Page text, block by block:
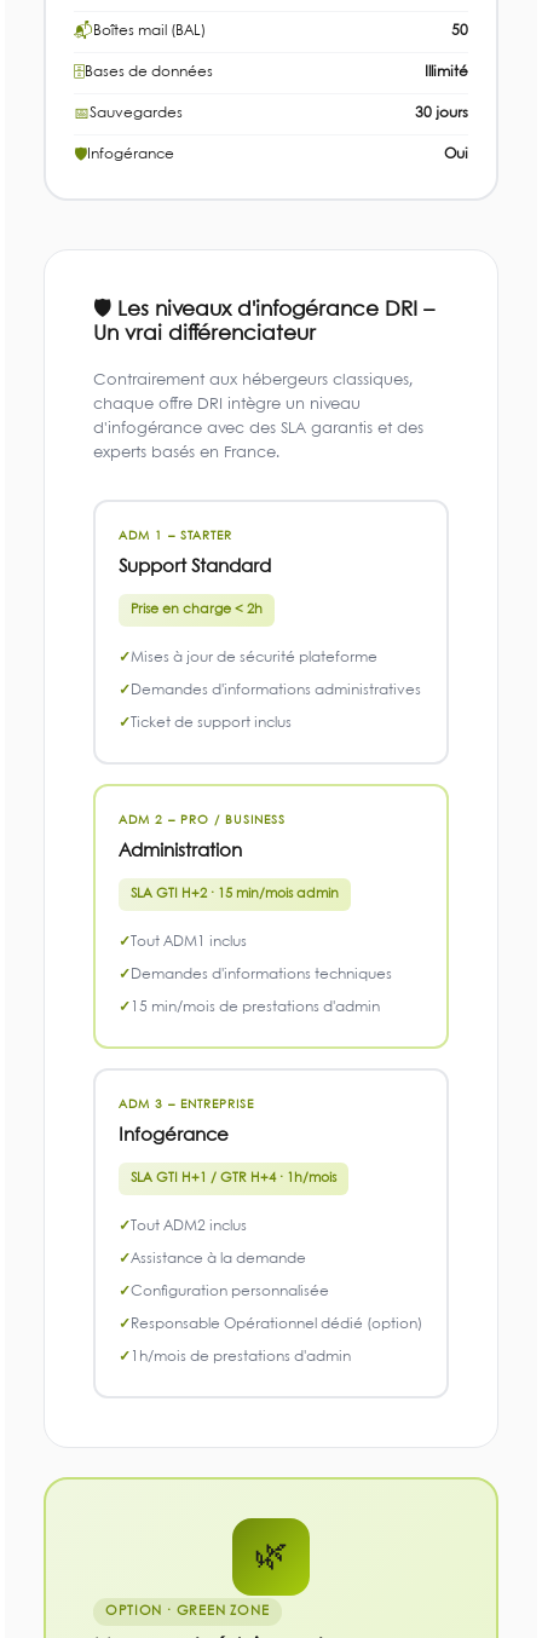
📬 Boîtes mail (BAL) 50
🗄 Bases de données Illimité
📅Sauvegardes 30 jours
🛡 Infogérance Oui
🛡 Les niveaux d'infogérance DRI –
Un vrai différenciateur
Contrairement aux hébergeurs classiques,
chaque offre DRI intègre un niveau
d'infogérance avec des SLA garantis et des
experts basés en France.
ADM 1 – STARTER
Support Standard
Prise en charge < 2h
Mises à jour de sécurité plateforme
Demandes d'informations administratives
Ticket de support inclus
ADM 2 – PRO / BUSINESS
Administration
SLA GTI H+2 · 15 min/mois admin
Tout ADM1 inclus
Demandes d'informations techniques
15 min/mois de prestations d'admin
ADM 3 – ENTREPRISE
Infogérance
SLA GTI H+1 / GTR H+4 · 1h/mois
Tout ADM2 inclus
Assistance à la demande
Configuration personnalisée
Responsable Opérationnel dédié (option)
1h/mois de prestations d'admin
🌿
OPTION · GREEN ZONE